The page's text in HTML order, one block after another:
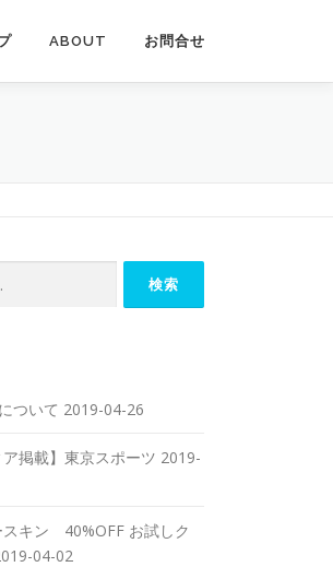
ABOUT お問合せ
ついて 2019-04-26
ア掲載】東京スポーツ 2019-
スキン 40%OFF お試しク
04-02